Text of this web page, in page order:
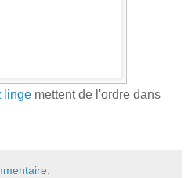
linge mettent de l'ordre dans